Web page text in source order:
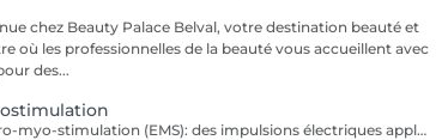
chez Beauty Palace Belval, votre destination beauté et
où les professionnelles de la beauté vous accueillent avec
des...
L'électro-myo-stimulation (EMS): des impulsions électriques appliquées via des électrodes pour contracter les muscles. Objectifs: *Tonification musculaire *Raffermissement *Perte de cellulite *Affine la silhouette *Complète un entraînement sportif